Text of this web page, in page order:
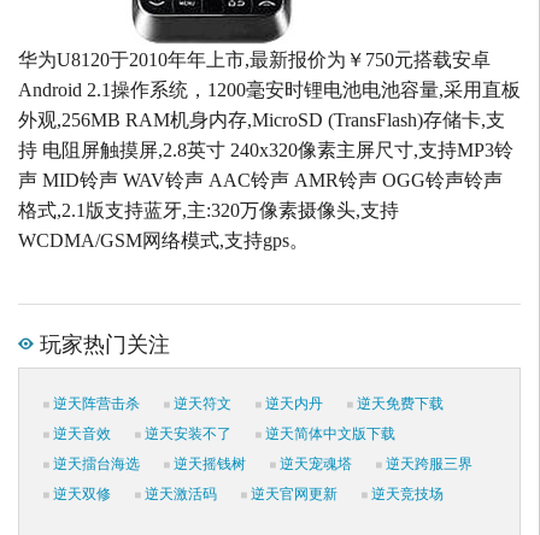
华为U8120于2010年年上市,最新报价为￥750元搭载安卓
Android 2.1操作系统，1200毫安时锂电池电池容量,采用直板
外观,256MB RAM机身内存,MicroSD (TransFlash)存储卡,支
持 电阻屏触摸屏,2.8英寸 240x320像素主屏尺寸,支持MP3铃
声 MID铃声 WAV铃声 AAC铃声 AMR铃声 OGG铃声铃声
格式,2.1版支持蓝牙,主:320万像素摄像头,支持
WCDMA/GSM网络模式,支持gps。
玩家热门关注
逆天阵营击杀 逆天符文 逆天内丹
逆天免费下载
逆天音效
逆天安装不了
逆天简体中文版下载
逆天擂台海选
逆天摇钱树 逆天宠魂塔
逆天跨服三界
逆天双修
逆天激活码 逆天官网更新 逆天竞技场